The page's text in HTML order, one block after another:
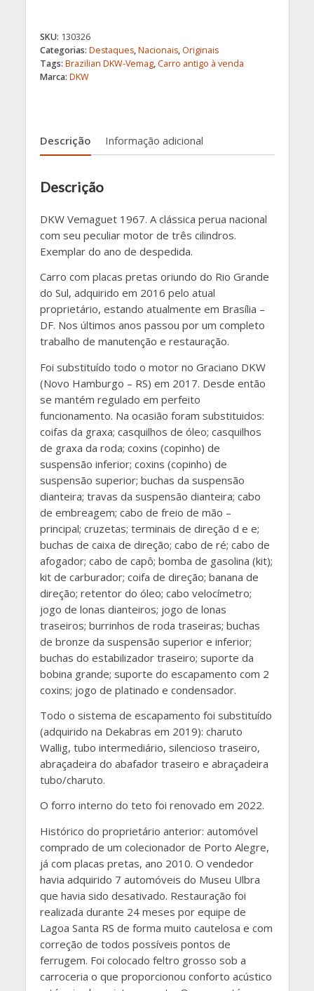
SKU: 130326
Categorias: Destaques,Nacionais, Originais
Tags: Brazilian DKW-Vemag, Carro antigo à venda
Marca: DKW
Descrição Informação adicional
Descrição
DKW Vemaguet 1967. A clássica perua nacional
com seu peculiar motor de três cilindros.
Exemplar do ano de despedida.
Carro com placas pretas oriundo do Rio Grande
do Sul, adquirido em 2016 pelo atual
proprietário, estando atualmente em Brasília –
DF. Nos últimos anos passou por um completo
trabalho de manutenção e restauração.
Foi substituído todo o motor no Graciano DKW
(Novo Hamburgo – RS) em 2017. Desde então
se mantém regulado em perfeito
funcionamento. Na ocasião foram substituidos:
coifas da graxa; casquilhos de óleo; casquilhos
de graxa da roda; coxins (copinho) de
suspensão inferior; coxins (copinho) de
suspensão superior; buchas da suspensão
dianteira; travas da suspensão dianteira; cabo
de embreagem; cabo de freio de mão –
principal; cruzetas; terminais de direção d e e;
buchas de caixa de direção; cabo de ré; cabo de
afogador; cabo de capô; bomba de gasolina (kit);
kit de carburador; coifa de direção; banana de
direção; retentor do óleo; cabo velocímetro;
jogo de lonas dianteiros; jogo de lonas
traseiros; burrinhos de roda traseiras; buchas
de bronze da suspensão superior e inferior;
buchas do estabilizador traseiro; suporte da
bobina grande; suporte do escapamento com 2
coxins; jogo de platinado e condensador.
Todo o sistema de escapamento foi substituído
(adquirido na Dekabras em 2019): charuto
Wallig, tubo intermediário, silencioso traseiro,
abraçadeira do abafador traseiro e abraçadeira
tubo/charuto.
O forro interno do teto foi renovado em 2022.
Histórico do proprietário anterior: automóvel
comprado de um colecionador de Porto Alegre,
já com placas pretas, ano 2010. O vendedor
havia adquirido 7 automóveis do Museu Ulbra
que havia sido desativado. Restauração foi
realizada durante 24 meses por equipe de
Lagoa Santa RS de forma muito cautelosa e com
correção de todos possíveis pontos de
ferrugem. Foi colocado feltro grosso sob a
carroceria o que proporcionou conforto acústico